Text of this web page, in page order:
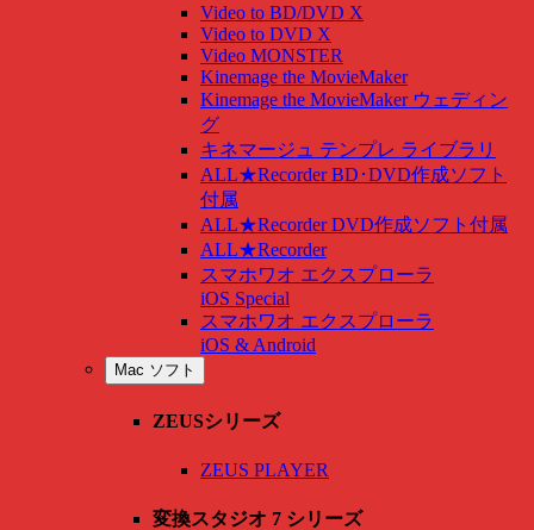
Video to BD/DVD X
Video to DVD X
Video MONSTER
Kinemage the MovieMaker
Kinemage the MovieMaker ウェディン
グ
キネマージュ テンプレ ライブラリ
ALL★Recorder BD･DVD作成ソフト
付属
ALL★Recorder DVD作成ソフト付属
ALL★Recorder
スマホワオ エクスプローラ
iOS Special
スマホワオ エクスプローラ
iOS & Android
Mac ソフト
ZEUSシリーズ
ZEUS PLAYER
変換スタジオ 7 シリーズ